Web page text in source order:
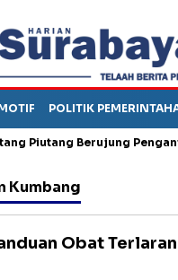
POLITIK
Berujung
Kumbang
Obat